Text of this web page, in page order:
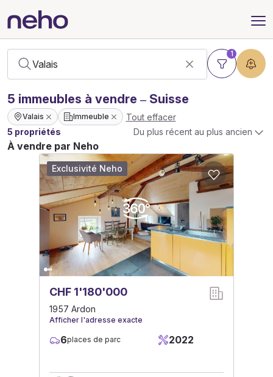
1
5 immeubles à vendre – Suisse
Valais Immeuble
Tout effacer
5 propriétés
Du plus récent au plus ancien
À vendre par Neho
CHF 1'180'000
1957 Ardon
Afficher l'adresse exacte
6places de parc 2022
Exclusivité Neho